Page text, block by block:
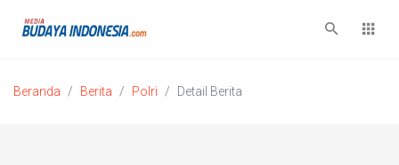
Beranda Berita Polri Detail Berita